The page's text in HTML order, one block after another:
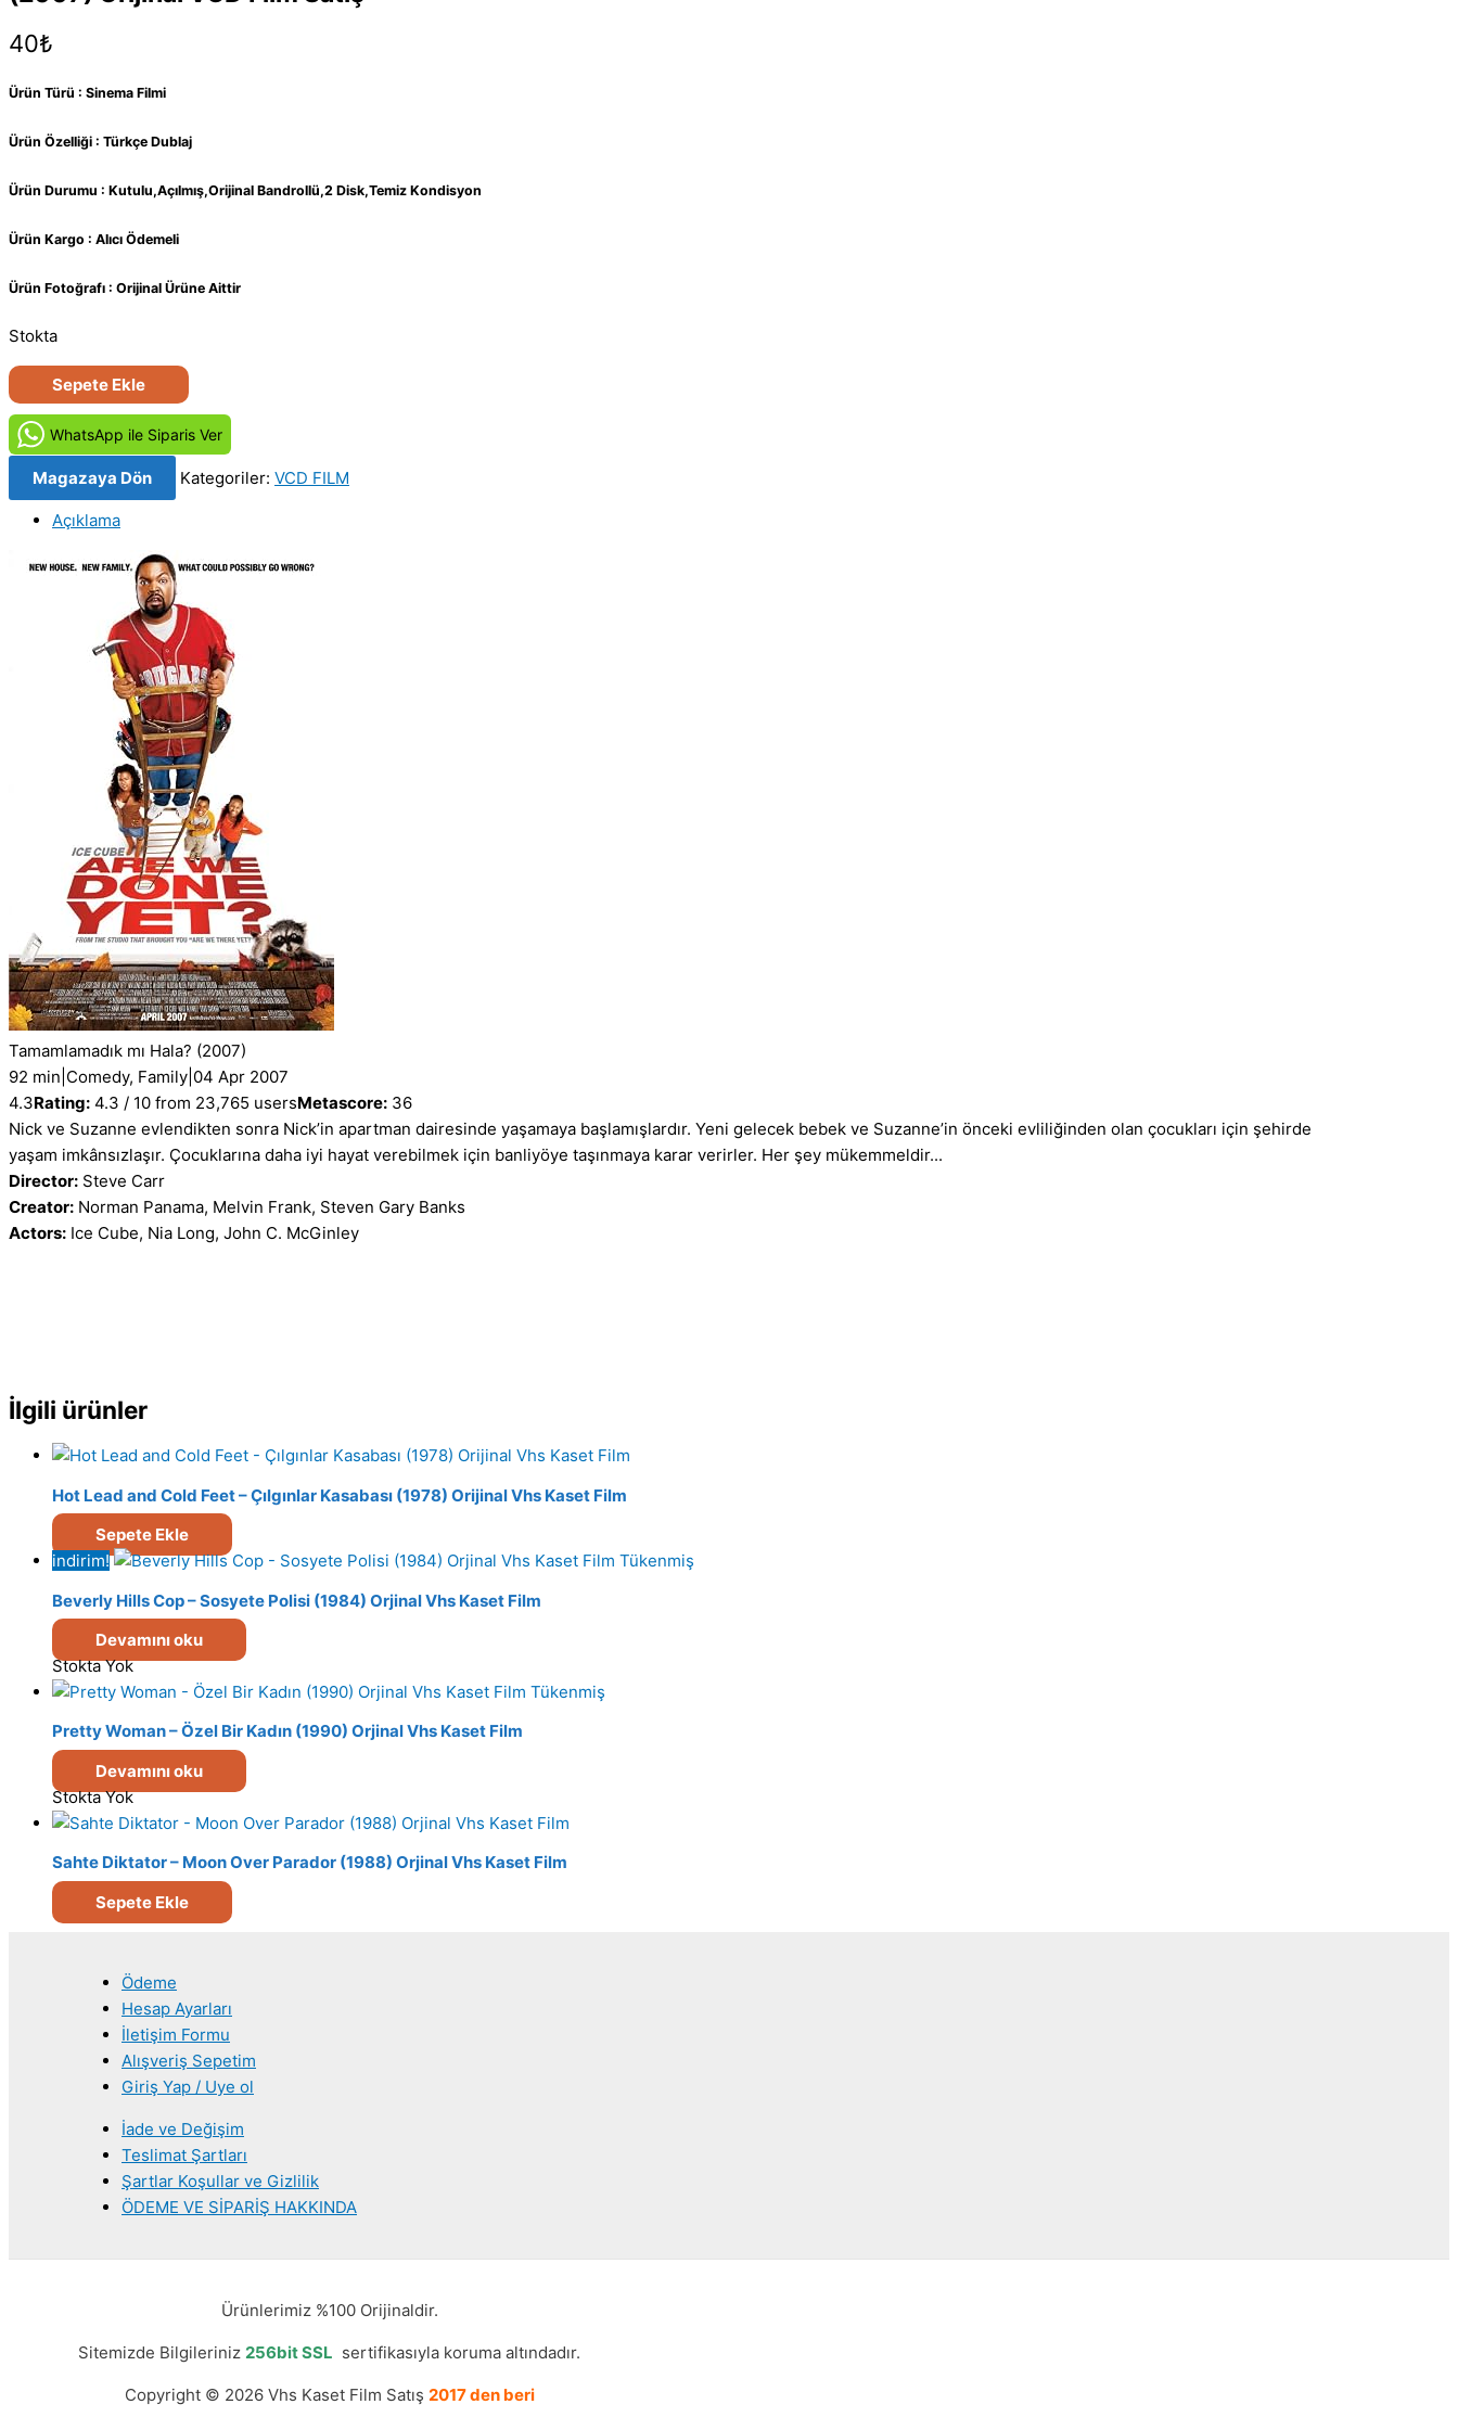
40₺
Ürün Türü : Sinema Filmi
Ürün Özelliği : Türkçe Dublaj
Ürün Durumu : Kutulu,Açılmış,Orijinal Bandrollü,2 Disk,Temiz Kondisyon
Ürün Kargo : Alıcı Ödemeli
Ürün Fotoğrafı : Orijinal Ürüne Aittir
Stokta
Tamamlamadık
Mı
Hala?
-
Are
Yet?
Sepete Ekle
WhatsApp ile Siparis Ver
Magazaya Dön Kategoriler: VCD FILM
Açıklama
Tamamlamadık mı Hala? (2007)
92 min Comedy, Family 04 Apr 2007
4.3Rating: 4.3 / 10 from 23,765 usersMetascore: 36
Nick ve Suzanne evlendikten sonra Nick’in apartman dairesinde yaşamaya başlamışlardır. Yeni gelecek bebek ve Suzanne’in önceki evliliğinden olan çocukları için şehirde
yaşam imkânsızlaşır. Çocuklarına daha iyi hayat verebilmek için banliyöye taşınmaya karar verirler. Her şey mükemmeldir...
Director: Steve Carr
Creator: Norman Panama, Melvin Frank, Steven Gary Banks
Actors: Ice Cube, Nia Long, John C. McGinley
İlgili ürünler
Hot Lead and Cold Feet – Çılgınlar Kasabası (1978) Orijinal Vhs Kaset Film
Sepete Ekle
indirim!
Tükenmiş
Beverly Hills Cop – Sosyete Polisi (1984) Orjinal Vhs Kaset Film
Devamını oku
Stokta Yok
Tükenmiş
Pretty Woman – Özel Bir Kadın (1990) Orjinal Vhs Kaset Film
Devamını oku
Stokta Yok
Sahte Diktator – Moon Over Parador (1988) Orjinal Vhs Kaset Film
Sepete Ekle
Ödeme
Hesap Ayarları
İletişim Formu
Alışveriş Sepetim
Giriş Yap / Uye ol
İade ve Değişim
Teslimat Şartları
Şartlar Koşullar ve Gizlilik
ÖDEME VE SİPARİŞ HAKKINDA
Ürünlerimiz %100 Orijinaldir.
Sitemizde Bilgileriniz 256bit SSL sertifikasıyla koruma altındadır.
Copyright © 2026 Vhs Kaset Film Satış 2017 den beri